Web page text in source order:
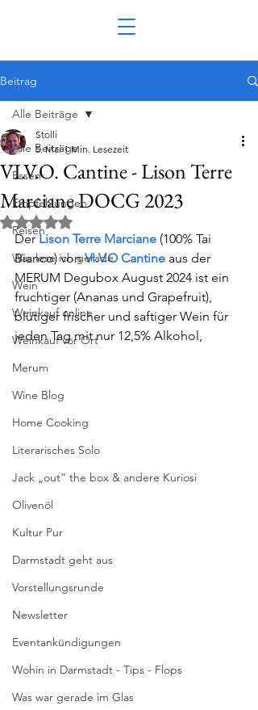
Beitrag
Alle Beiträge
Essen
Empfehlungen
Reisen
Was lese ich gerade
Wein
Weinkauf online
Weinkauf vor Ort
Merum
Wine Blog
Home Cooking
Literarisches Solo
Jack „out“ the box & andere Kuriosi
Olivenöl
Kultur Pur
Darmstadt geht aus
Vorstellungsrunde
Newsletter
Eventankündigungen
Wohin in Darmstadt - Tips - Flops
Was war gerade im Glas
Alle Beiträge
VI.V.O. Cantine - Lison Terre
Marciane DOCG 2023
Stolli
5. Mai 1 Min. Lesezeit
Mit NaN von 5 Sternen bewertet.
Der Lison Terre Marciane (100% Tai
Bianco) von VI.V.O Cantine aus der
MERUM Degubox August 2024 ist ein
fruchtiger (Ananas und Grapefruit),
blütiger frischer und saftiger Wein für
jeden Tag mit nur 12,5% Alkohol,